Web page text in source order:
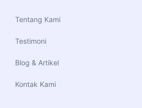
Tentang Kami
Testimoni
Blog & Artikel
Kontak Kami